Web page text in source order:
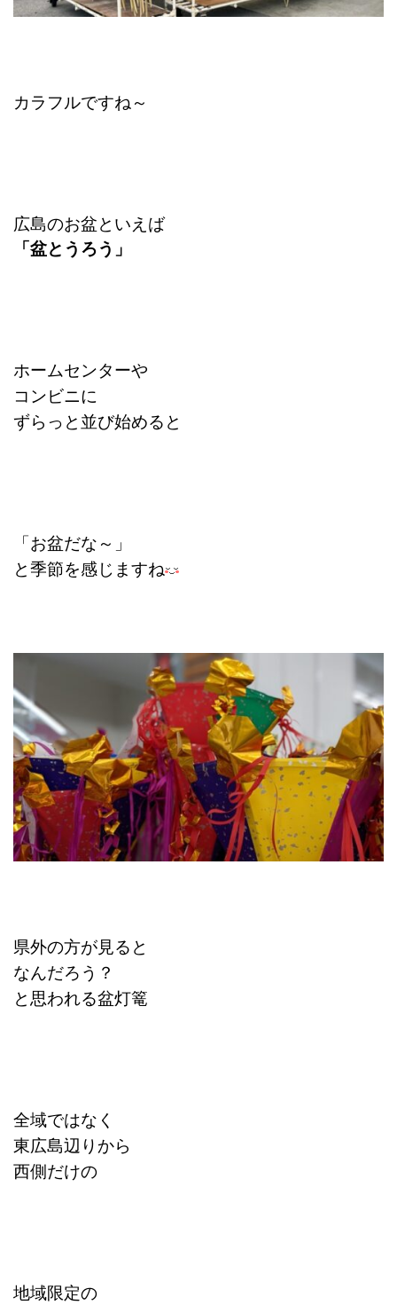
カラフルですね～
広島のお盆といえば
「盆とうろう」
ホームセンターや
コンビニに
ずらっと並び始めると
「お盆だな～」
と季節を感じますね
県外の方が見ると
なんだろう？
と思われる盆灯篭
全域ではなく
東広島辺りから
西側だけの
地域限定の